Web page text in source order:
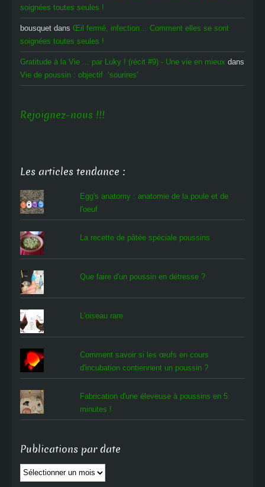
soignées toutes seules !
bousquet dans Œil fermé, infection… Comment elles se sont
soignées toutes seules !
Gratitude à la Vie ... par Luky ! (récit #9) - Une vie en mieux dans
Vie de poussin : objectif ‘sourires’
Rejoignez-nous !!!
Les articles tendance :
Egg's anatomy : anatomie de la poule et de
l'oeuf
La recette de pâtée spéciale poussins
Que faire d'un poussin en détresse ?
L'oiseau rare
Comment savoir si les œufs en cours
d'incubation contiennent un poussin ?
Fabrication d'une éleveuse à poussins en 5
minutes !
Publications par date
Publications
par